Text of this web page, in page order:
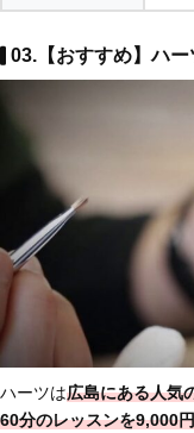
03.【おすすめ】ハー
ハーツは広島にある人気
60分のレッスンを9,000